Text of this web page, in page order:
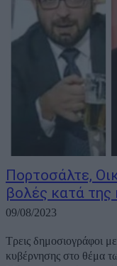
Πορτοσάλτε,
βολές κατά της
09/08/2023
Τρεις δημοσιογράφοι
κυβέρνησης στο θέμα